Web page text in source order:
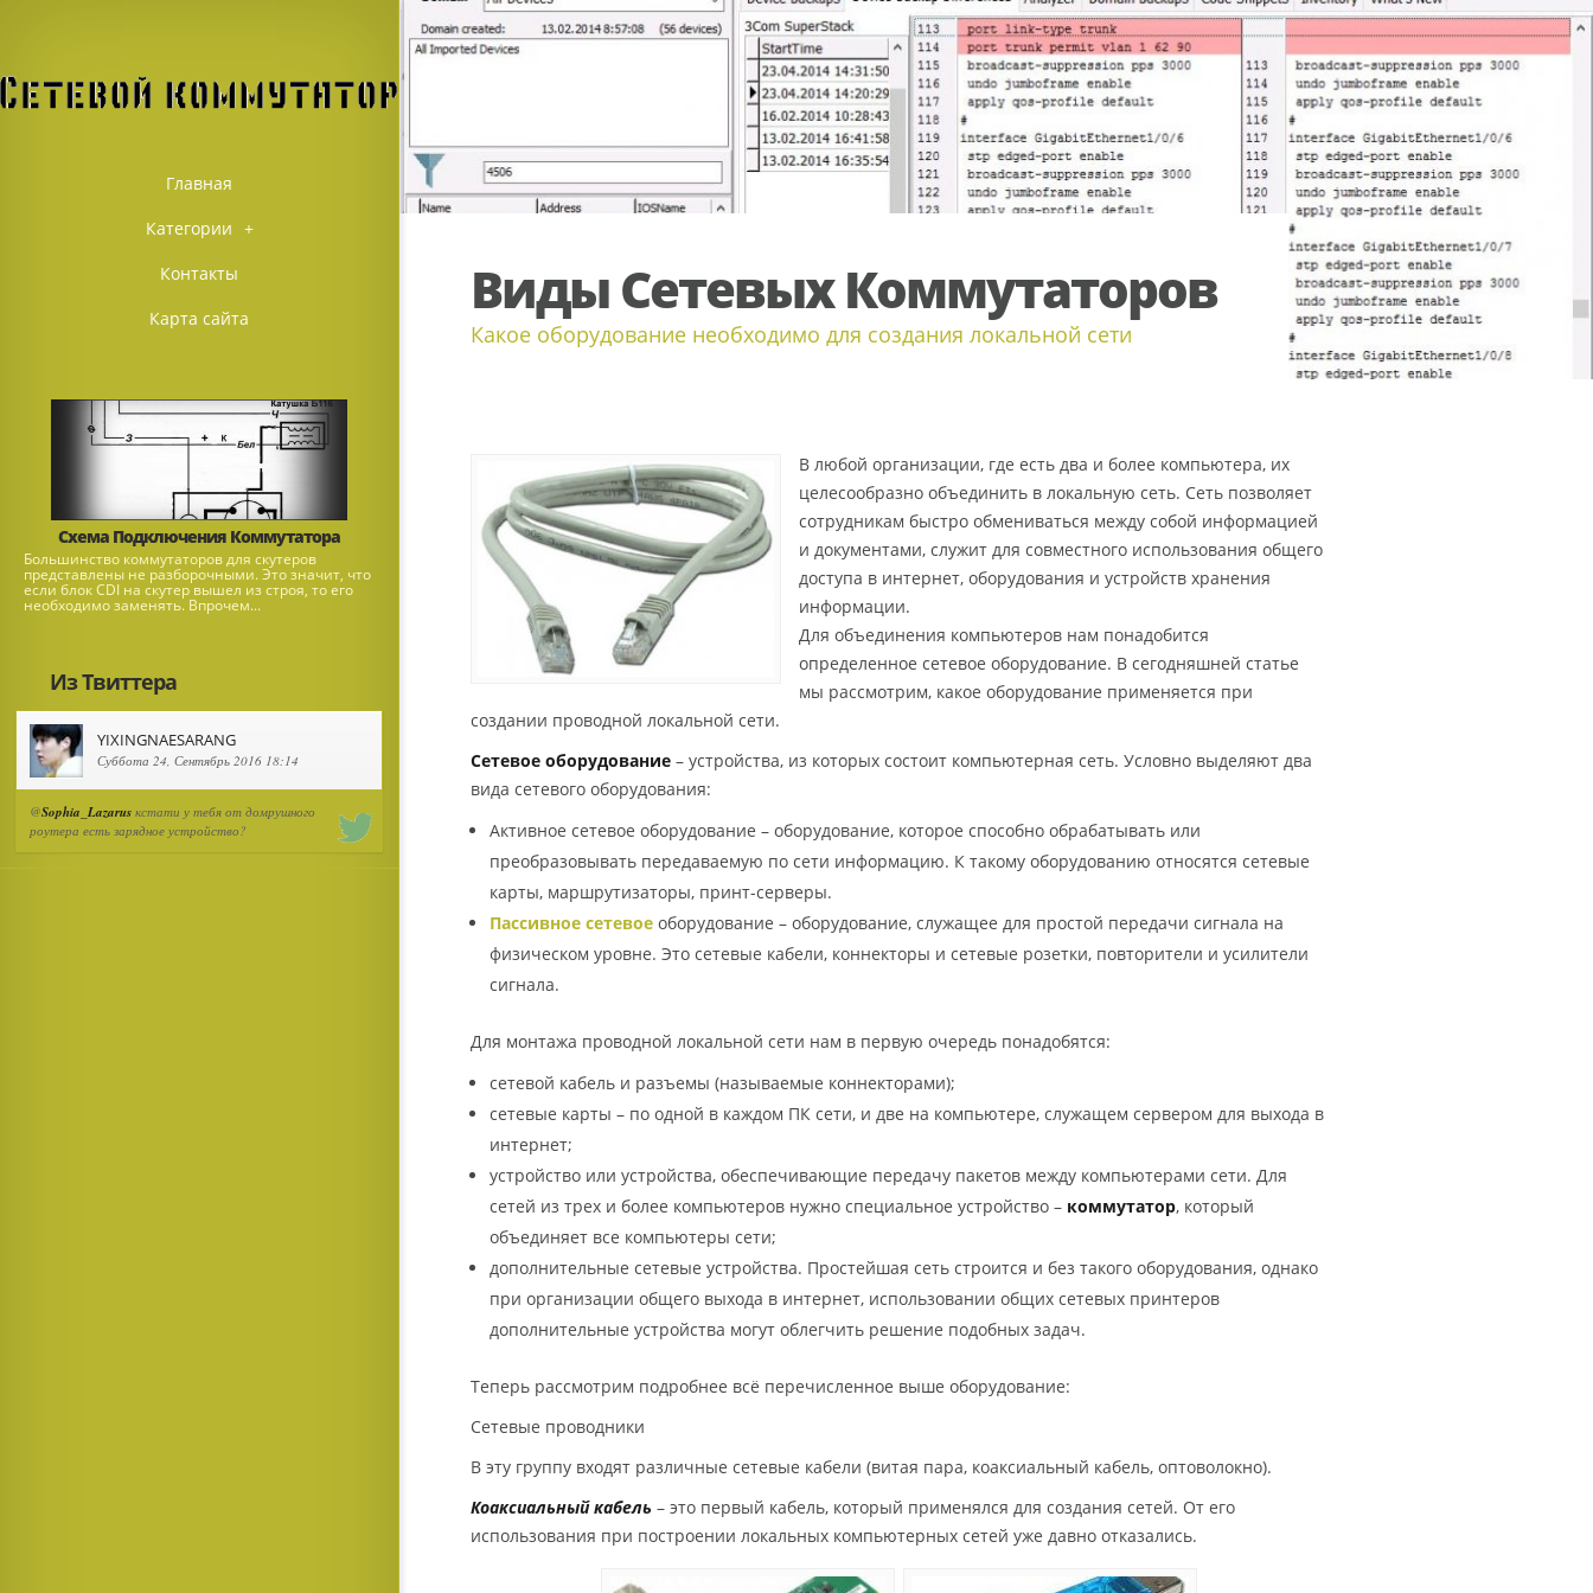
Главная
Категории +
Контакты
Карта сайта
Схема Подключения Коммутатора
Большинство коммутаторов для скутеров
представлены не разборочными. Это значит, что
если блок CDI на скутер вышел из строя, то его
необходимо заменять. Впрочем...
Из Твиттера
YIXINGNAESARANG
Суббота 24, Сентябрь 2016 18:14
@Sophia_Lazarus кстати у тебя от домрушного
роутера есть зарядное устройство?
Виды Сетевых Коммутаторов
Какое оборудование необходимо для создания локальной сети
В любой организации, где есть два и более компьютера, их
целесообразно объединить в локальную сеть. Сеть позволяет
сотрудникам быстро обмениваться между собой информацией
и документами, служит для совместного использования общего
доступа в интернет, оборудования и устройств хранения
информации.
Для объединения компьютеров нам понадобится
определенное сетевое оборудование. В сегодняшней статье
мы рассмотрим, какое оборудование применяется при
создании проводной локальной сети.
Сетевое оборудование – устройства, из которых состоит компьютерная сеть. Условно выделяют два
вида сетевого оборудования:
Активное сетевое оборудование – оборудование, которое способно обрабатывать или
преобразовывать передаваемую по сети информацию. К такому оборудованию относятся сетевые
карты, маршрутизаторы, принт-серверы.
Пассивное сетевое оборудование – оборудование, служащее для простой передачи сигнала на
физическом уровне. Это сетевые кабели, коннекторы и сетевые розетки, повторители и усилители
сигнала.
Для монтажа проводной локальной сети нам в первую очередь понадобятся:
сетевой кабель и разъемы (называемые коннекторами);
сетевые карты – по одной в каждом ПК сети, и две на компьютере, служащем сервером для выхода в
интернет;
устройство или устройства, обеспечивающие передачу пакетов между компьютерами сети. Для
сетей из трех и более компьютеров нужно специальное устройство – коммутатор, который
объединяет все компьютеры сети;
дополнительные сетевые устройства. Простейшая сеть строится и без такого оборудования, однако
при организации общего выхода в интернет, использовании общих сетевых принтеров
дополнительные устройства могут облегчить решение подобных задач.
Теперь рассмотрим подробнее всё перечисленное выше оборудование:
Сетевые проводники
В эту группу входят различные сетевые кабели (витая пара, коаксиальный кабель, оптоволокно).
Коаксиальный кабель – это первый кабель, который применялся для создания сетей. От его
использования при построении локальных компьютерных сетей уже давно отказались.